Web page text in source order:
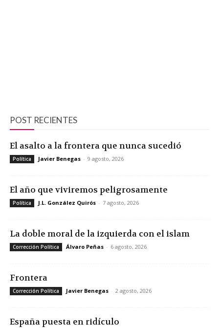
POST RECIENTES
El asalto a la frontera que nunca sucedió
Política Javier Benegas - 9 agosto, 2026
El año que viviremos peligrosamente
Política J.L. González Quirós - 7 agosto, 2026
La doble moral de la izquierda con el islam
Corrección Política Álvaro Peñas - 6 agosto, 2026
Frontera
Corrección Política Javier Benegas - 2 agosto, 2026
España puesta en ridículo